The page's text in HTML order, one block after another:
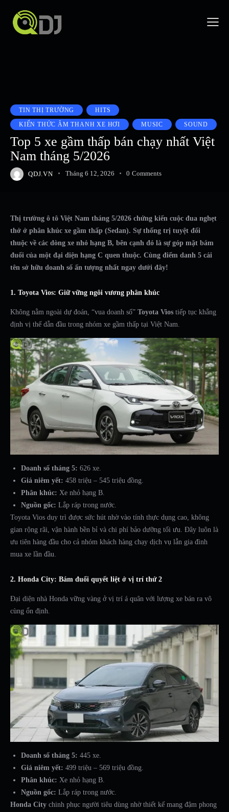
TIN THỊ TRƯỜNG
HITS
KIẾN THỨC ÂM THANH XE HƠI
MUSIC SOUND
Top 5 xe gầm thấp bán chạy nhất Việt
Nam tháng 5/2026
QDJ.VN Tháng 6 12, 2026 0 Comments
Thị trường ô tô Việt Nam tháng 5/2026 chứng kiến cuộc đua nghẹt
thở ở phân khúc xe gầm thấp (Sedan). Sự thống trị tuyệt đối
thuộc về các dòng xe nhỏ hạng B, bên cạnh đó là sự góp mặt bám
đuổi của một đại diện hạng C quen thuộc. Cùng điểm danh 5 cái
tên sở hữu doanh số ấn tượng nhất ngay dưới đây!
1. Toyota Vios: Giữ vững ngôi vương phân khúc
Không nằm ngoài dự đoán, “vua doanh số” Toyota Vios tiếp tục khẳng
định vị thế dẫn đầu trong nhóm xe gầm thấp tại Việt Nam.
Doanh số tháng 5: 626 xe.
Giá niêm yết: 458 triệu – 545 triệu đồng.
Phân khúc: Xe nhỏ hạng B.
Nguồn gốc: Lắp ráp trong nước.
Toyota Vios duy trì được sức hút nhờ vào tính thực dụng cao, không
gian rộng rãi, vận hành bền bỉ và chi phí bảo dưỡng tối ưu. Đây luôn là
ưu tiên hàng đầu cho cả nhóm khách hàng chạy dịch vụ lẫn gia đình
mua xe lần đầu.
2. Honda City: Bám đuổi quyết liệt ở vị trí thứ 2
Đại diện nhà Honda vững vàng ở vị trí á quân với lượng xe bán ra vô
cùng ổn định.
Doanh số tháng 5: 445 xe.
Giá niêm yết: 499 triệu – 569 triệu đồng.
Phân khúc: Xe nhỏ hạng B.
Nguồn gốc: Lắp ráp trong nước.
Honda City chinh phục người tiêu dùng nhờ thiết kế mang đậm phong